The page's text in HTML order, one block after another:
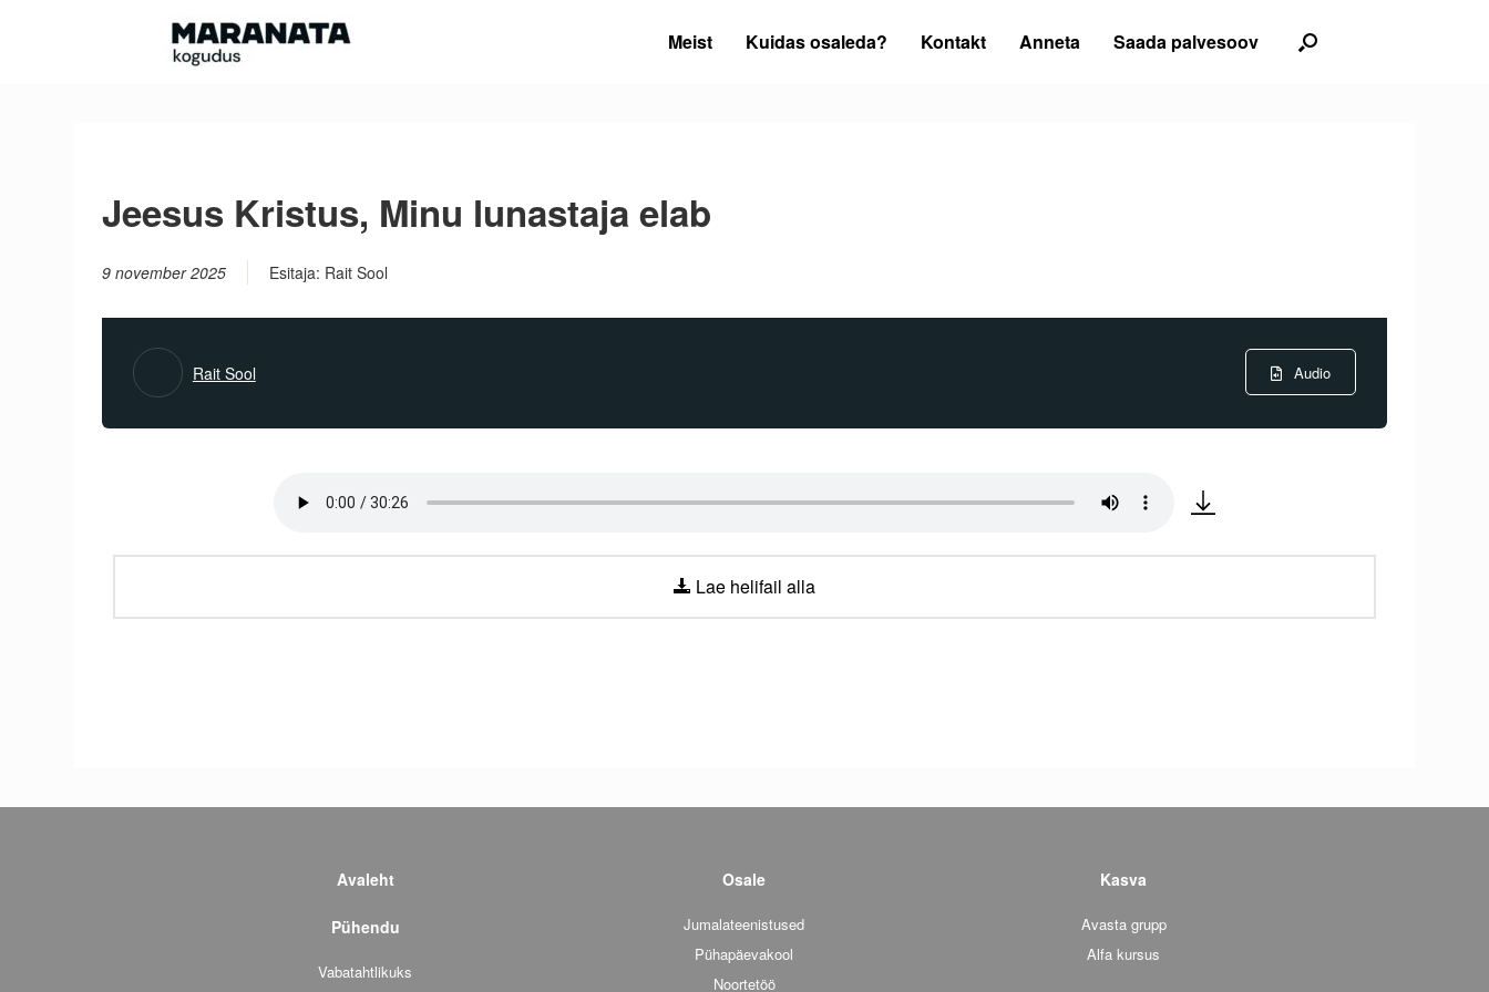
Meist Kuidas osaleda? Kontakt Anneta Saada palvesoov
Jeesus Kristus, Minu lunastaja elab
9 november 2025 Esitaja: Rait Sool
Rait Sool Audio
Lae helifail alla
Avaleht
Pühendu
Vabatahtlikuks
Osale
Jumalateenistused
Pühapäevakool
Noortetöö
Kasva
Avasta grupp
Alfa kursus